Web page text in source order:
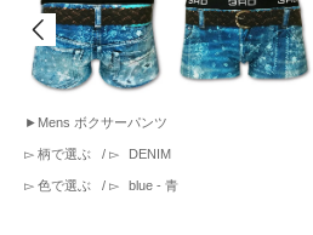
► Mens ボクサーパンツ
▻ 柄で選ぶ / ▻ DENIM
▻ 色で選ぶ / ▻ blue - 青